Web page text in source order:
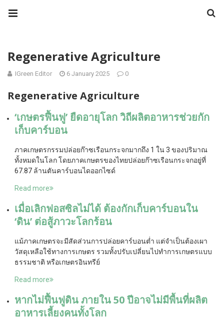
Regenerative Agriculture
IGreen Editor 6 January 2025 0
Regenerative Agriculture
‘เกษตรฟื้นฟู’ ยืดอายุโลก วิถีผลิตอาหารช่วยกัก
เก็บคาร์บอน
ภาคเกษตรกรรมปล่อยก๊าซเรือนกระจกมากถึง 1 ใน 3 ของปริมาณ
ทั้งหมดในโลก โดยภาคเกษตรของไทยปล่อยก๊าซเรือนกระจกอยู่ที่
67.87 ล้านตันคาร์บอนไดออกไซด์
Read more
เมื่อเลิกฟอสซิลไม่ได้ ต้องกักเก็บคาร์บอนใน
‘ดิน’ ต่อสู้ภาวะโลกร้อน
แม้ภาคเกษตรจะมีสัดส่วนการปล่อยคาร์บอนต่ำ แต่จำเป็นต้องเผา
วัสดุเหลือใช้ทางการเกษตร รวมทั้งปรับเปลี่ยนไปทำการเกษตรแบบ
ธรรมชาติ หรือเกษตรอินทรีย์
Read more
หากไม่ฟื้นฟูดิน ภายใน 50 ปีอาจไม่มีพื้นที่ผลิต
อาหารเลี้ยงคนทั้งโลก